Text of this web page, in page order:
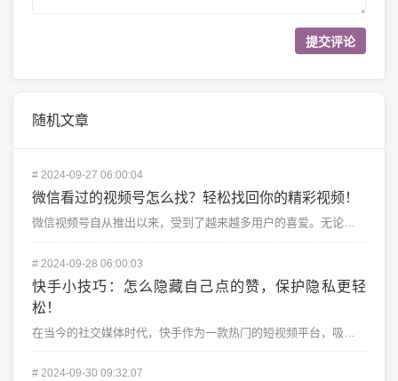
随机文章
# 2024-09-27 06:00:04
微信看过的视频号怎么找？轻松找回你的精彩视频！
微信视频号自从推出以来，受到了越来越多用户的喜爱。无论是搞笑视频、知识科普、还是日常生活的短片，视频...
# 2024-09-28 06:00:03
快手小技巧：怎么隐藏自己点的赞，保护隐私更轻
松！
# 2024-09-30 09:32:07